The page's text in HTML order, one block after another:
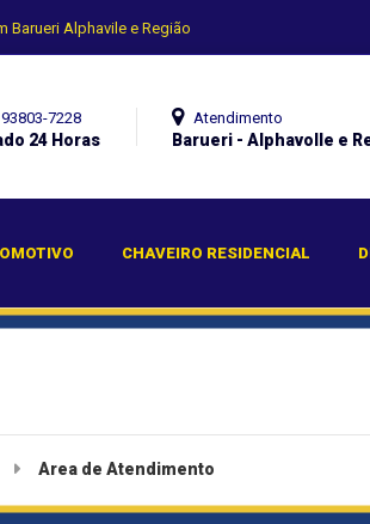
Barueri Alphavile e Região
CHAVEIRO RESIDENCIAL
7228
24 Horas
Atendimento
Barueri - Alphavolle e
Area de Atendimento